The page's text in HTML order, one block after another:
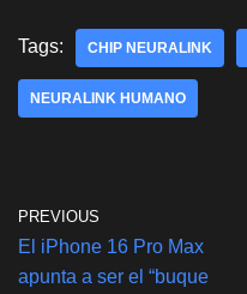
s
A
p
e
b
o
er y
Tags: CHIP NEURALINK
NEURALINK HUMANO
PREVIOUS
El iPhone 16 Pro Max
apunta a ser el “buque